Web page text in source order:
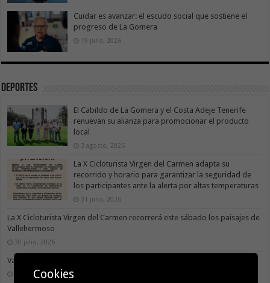
Cuidar es avanzar: el escudo social que sostiene el
progreso de La Gomera
19 julio, 2026
Deportes
El Cabildo de La Gomera y el Costa Adeje Tenerife
renuevan su alianza para promocionar el producto
local
3 agosto, 2026
La X Cicloturista Virgen del Carmen adapta su
recorrido y horario para garantizar la seguridad de
los participantes ante la alerta por altas temperaturas
31 julio, 2026
La X Cicloturista Virgen del Carmen recorrerá este sábado los paisajes de
Vallehermoso
30 julio, 2026
Valle Gran Rey acoge este sábado la VII Travesía a Nado Isla Colombina
30 julio, 2026
Cookies